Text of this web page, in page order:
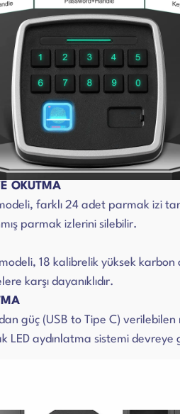
OKUTMA
farklı 24 adet parmak izi
parmak izlerini silebilir.
18 kalibrelik yüksek karbon
karşı dayanıklıdır.
güç (USB to Tipe C)
LED aydınlatma sistemi devreye